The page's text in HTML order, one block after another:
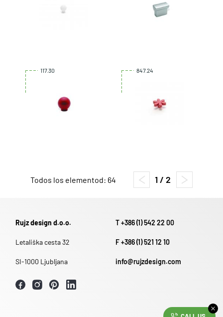
117.30 847.24
Todos los elementod: 64 1 / 2
Rujz design d.o.o.
Letališka cesta 32
SI-1000 Ljubljana
T +386 (1) 542 22 00
F +386 (1) 521 12 10
info@rujzdesign.com